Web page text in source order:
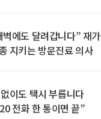
벽에도 달려갑니다” 재가
지키는 방문진료 의사
이도 택시 부릅니다
전화 한 통이면 끝”